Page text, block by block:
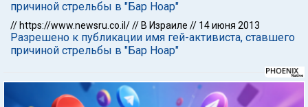
причиной стрельбы в "Бар Ноар"
// https://www.newsru.co.il/// В Израиле // 14 июня 2013
Разрешено к публикации имя гей-активиста, ставшего
причиной стрельбы в "Бар Ноар"